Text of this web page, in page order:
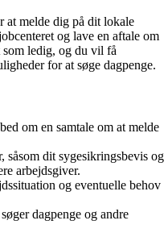
at melde dig på dit lokale
og lave en aftale om
ledig, og du vil få
for at søge dagpenge.
om en samtale om at melde
såsom dit sygesikringsbevis og
arbejdsgiver.
og eventuelle behov
dagpenge og andre